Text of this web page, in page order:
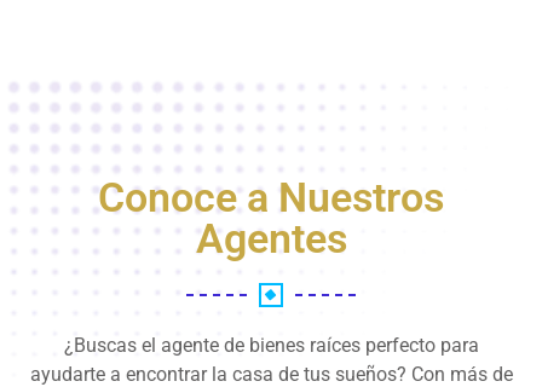
Conoce a Nuestros
Agentes
¿Buscas el agente de bienes raíces perfecto para
ayudarte a encontrar la casa de tus sueños? Con más de